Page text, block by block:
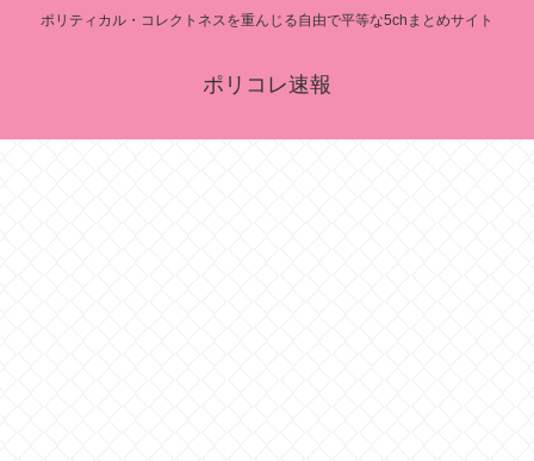
ポリティカル・コレクトネスを重んじる自由で平等な5chまとめサイト
ポリコレ速報